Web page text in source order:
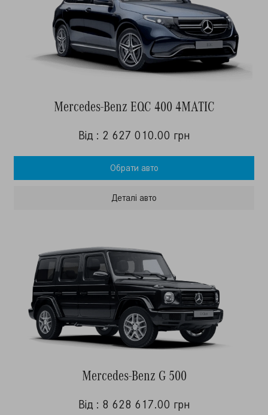
Mercedes-Benz EQC 400 4MATIC
Від : 2 627 010.00 грн
Обрати авто
Деталi авто
Mercedes-Benz G 500
Від : 8 628 617.00 грн